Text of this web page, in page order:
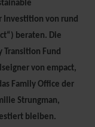
Investition von rund
beraten. Die
Transition Fund
von empact,
Family Office der
Strungman,
bleiben.